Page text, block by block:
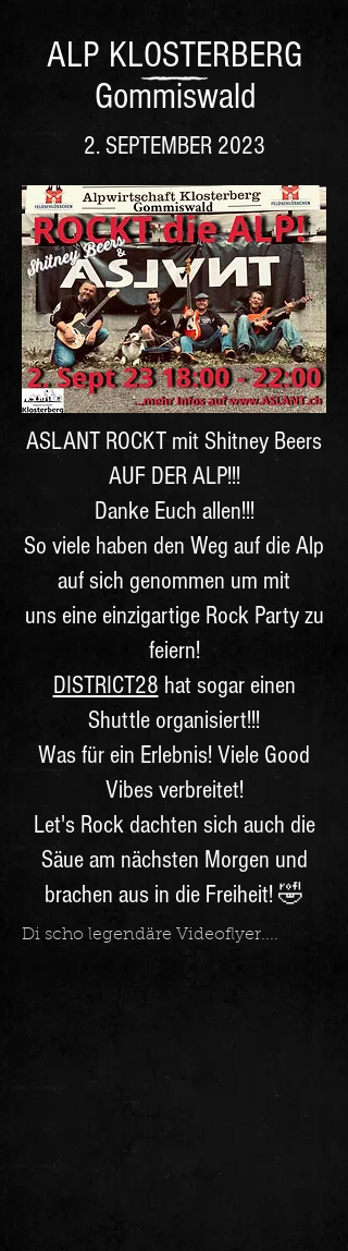
ALP KLOSTERBERG
Gommiswald
2. SEPTEMBER 2023
ASLANT ROCKT mit Shitney Beers
AUF DER ALP!!!
Danke Euch allen!!!
So viele haben den Weg auf die Alp
auf sich genommen um mit
uns eine einzigartige Rock Party zu
feiern!
DISTRICT28 hat sogar einen
Shuttle organisiert!!!
Was für ein Erlebnis! Viele Good
Vibes verbreitet!
Let's Rock dachten sich auch die
Säue am nächsten Morgen und
brachen aus in die Freiheit! 🤣
Di scho legendäre Videoflyer....